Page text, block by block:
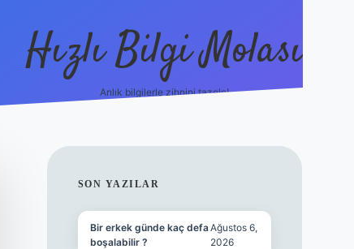
Hızlı Bilgi Molası
Anlık bilgilerle zihnini tazele!
SIDEBAR
SON YAZILAR
Bir erkek günde kaç defa
boşalabilir ?
Ağustos 6,
2026
ilbet